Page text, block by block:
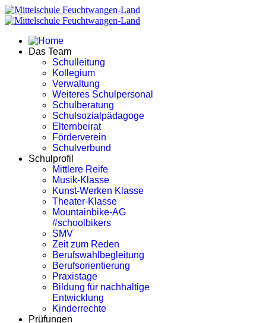
Das Team
Schulleitung
Kollegium
Verwaltung
Weiteres Schulpersonal
Schulberatung
Schulsozialpädagoge
Elternbeirat
Förderverein
Schulverbund
Schulprofil
Mittlere Reife
Musik-Klasse
Kunst-Werken Klasse
Theater-Klasse
Mountainbike-AG
#schoolbikers
SMV
Zeit zum Reden
Berufswahlbegleitung
Berufsorientierung
Praxistage
Bildung für nachhaltige
Entwicklung
Kinderrechte
Prüfungen